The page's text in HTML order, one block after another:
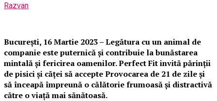
Razvan
București, 16 Martie 2023 –Legătura cu un animal de
companie este puternică și contribuie la bunăstarea
mintală și fericirea oamenilor. Perfect Fit invită părinții
de pisici și căței să accepte Provocarea de 21 de zile și
să înceapă împreună o călătorie frumoasă și distractivă
către o viață mai sănătoasă.